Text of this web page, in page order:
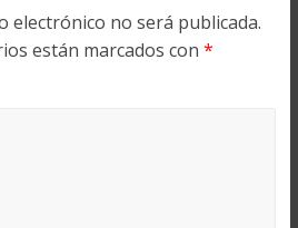
electrónico no será publicada.
están marcados con *